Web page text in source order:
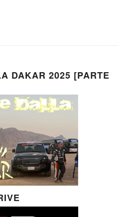
DAKAR 2025 [PARTE